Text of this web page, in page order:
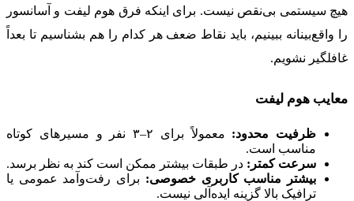
هیچ سیستمی بی‌نقص نیست. برای اینکه فرق هوم لیفت و آسانسور
را واقع‌بینانه ببینیم، باید نقاط ضعف هر کدام را هم بشناسیم تا بعداً
غافلگیر نشویم.
معایب هوم لیفت
ظرفیت محدود:
معمولاً برای ۲–۳ نفر و مسیرهای کوتاه
مناسب است.
سرعت کمتر: در طبقات بیشتر ممکن است کند به نظر برسد.
بیشتر مناسب کاربری خصوصی: برای رفت‌وآمد عمومی یا
ترافیک بالا گزینه ایده‌آلی نیست.